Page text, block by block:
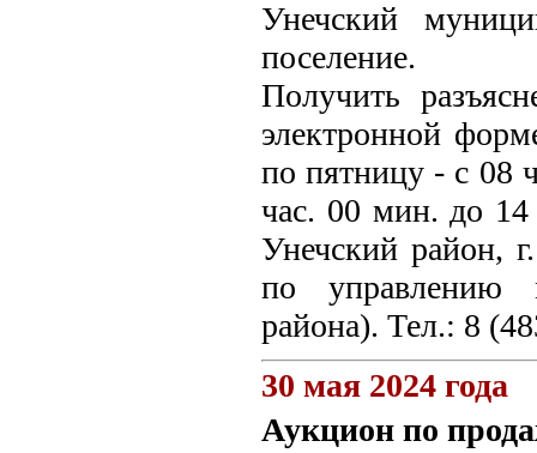
Унечский
поселение.
Получить
электронной
по пятницу - с 08
час. 00 мин. до 14
Унечский район,
по управлению
района). Тел.: 8
30 мая 2024 года
Аукцион по